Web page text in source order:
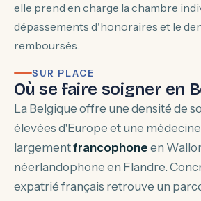
elle prend en charge la chambre
dépassements d'honoraires et le
remboursés.
SUR PLACE
Où se faire soigner en
La Belgique offre une densité de
élevées d'Europe et une
largementfrancophone en
néerlandophone en Flandre.
expatrié français retrouve un